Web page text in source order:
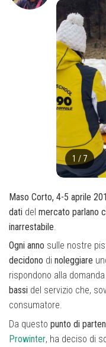
1 / 7
Maso Corto, 4-5 aprile
dati del mercato parlano
inarrestabile.
Ogni anno sulle nostre
decidono di noleggiare
rispondono alla
bassi del servizio che,
consumatore.
Da questo punto di
Prowinter, ha deciso di